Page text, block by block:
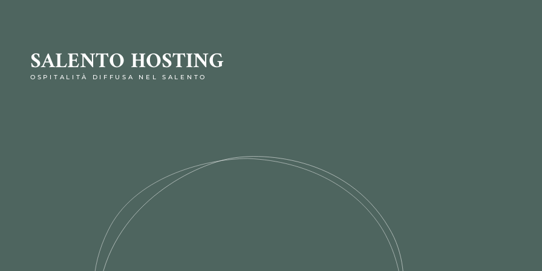
SALENTO HOSTING
OSPITALITÀ DIFFUSA NEL SALENTO